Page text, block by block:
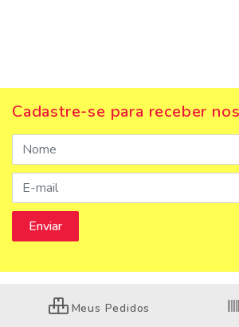
Cadastre-se para receber
Meus Pedidos